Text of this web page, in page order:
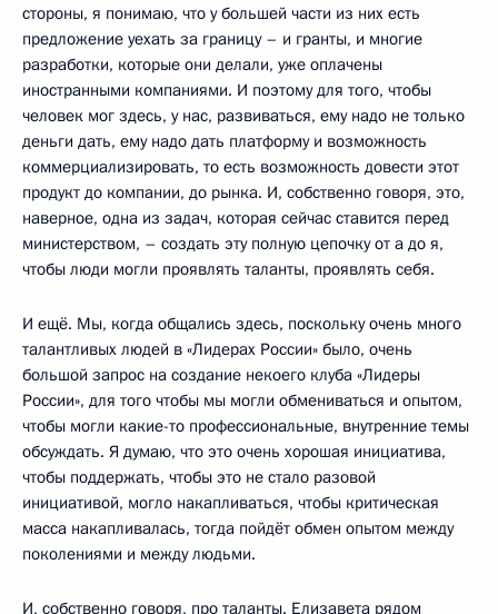
стороны, я понимаю, что у большей части из них есть
предложение уехать за границу – и гранты, и многие
разработки, которые они делали, уже оплачены
иностранными компаниями. И поэтому для того, чтобы
человек мог здесь, у нас, развиваться, ему надо не только
деньги дать, ему надо дать платформу и возможность
коммерциализировать, то есть возможность довести этот
продукт до компании, до рынка. И, собственно говоря, это,
наверное, одна из задач, которая сейчас ставится перед
министерством, – создать эту полную цепочку от а до я,
чтобы люди могли проявлять таланты, проявлять себя.
И ещё. Мы, когда общались здесь, поскольку очень много
талантливых людей в «Лидерах России» было, очень
большой запрос на создание некоего клуба «Лидеры
России», для того чтобы мы могли обмениваться и опытом,
чтобы могли какие-то профессиональные, внутренние темы
обсуждать. Я думаю, что это очень хорошая инициатива,
чтобы поддержать, чтобы это не стало разовой
инициативой, могло накапливаться, чтобы критическая
масса накапливалась, тогда пойдёт обмен опытом между
поколениями и между людьми.
И, собственно говоря, про таланты. Елизавета рядом